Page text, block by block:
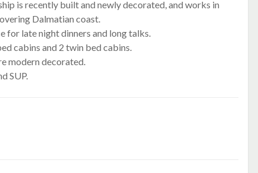
is recently built and newly decorated, and works in
Dalmatian coast.
for late night dinners and long talks.
cabins and 2 twin bed cabins.
modern decorated.
SUP.